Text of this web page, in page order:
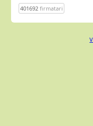
401692firmatari